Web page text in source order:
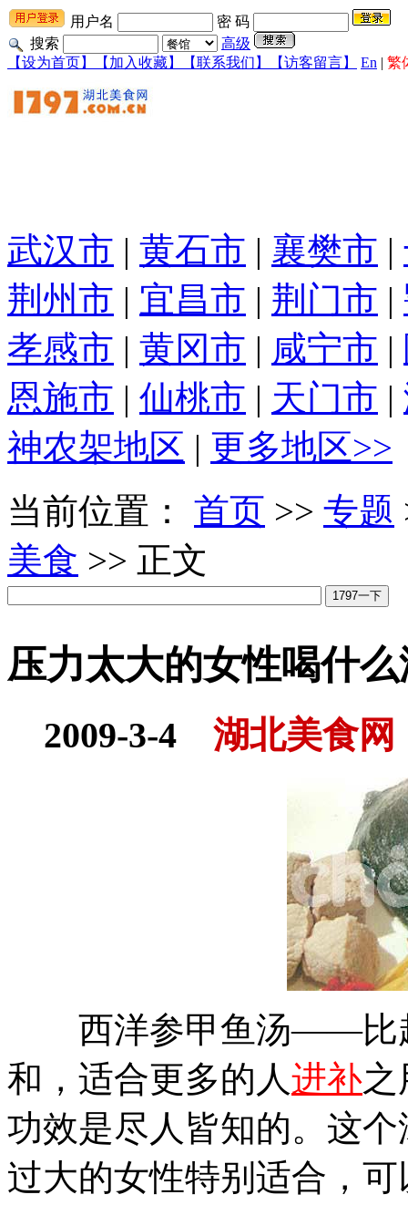
用户名
密 码
搜索
高级
【设为首页】
【加入收藏】 【联系我们】 【访客留言】 En | 繁
武汉市 | 黄石市 | 襄樊市 |
荆州市 | 宜昌市 | 荆门市 |
孝感市 | 黄冈市 | 咸宁市 |
恩施市 | 仙桃市 | 天门市 |
神农架地区 | 更多地区>>
当前位置： 首页 >> 专题
美食 >> 正文
压力太大的女性喝什
2009-3-4 湖北美食网
西洋参甲鱼汤——比起
和，适合更多的人进补
功效是尽人皆知的。这
过大的女性特别适合，